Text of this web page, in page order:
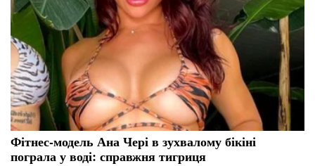
Фітнес-модель Ана Чері в зухвалому бікіні
пограла у воді: справжня тигриця